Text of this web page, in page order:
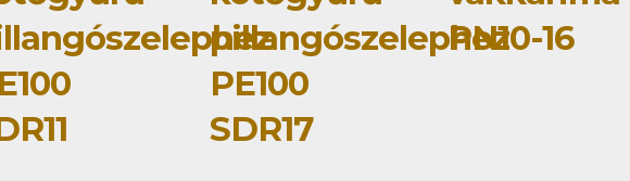
pillangószelephez
PE100
SDR17
PN10-16